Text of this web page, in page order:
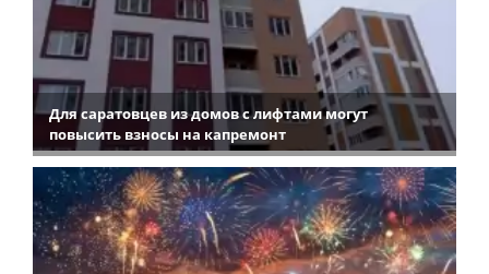
Для саратовцев из домов с лифтами могут
повысить взносы на капремонт